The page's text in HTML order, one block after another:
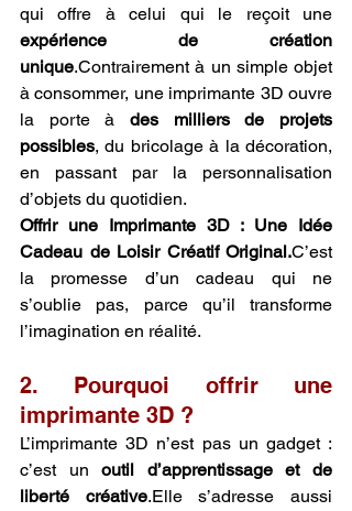
expérience de création
unique.Contrairement à un simple objet
à consommer, une imprimante 3D ouvre
la porte à des milliers de projets
possibles, du bricolage à la décoration,
en passant par la personnalisation
d’objets du quotidien.
Offrir une Imprimante 3D : Une Idée
Cadeau de Loisir Créatif Original.C’est
la promesse d’un cadeau qui ne
s’oublie pas, parce qu’il transforme
l’imagination en réalité.
2. Pourquoi offrir une
imprimante 3D ?
L’imprimante 3D n’est pas un gadget :
c’est un outil d’apprentissage et de
liberté créative.Elle s’adresse aussi